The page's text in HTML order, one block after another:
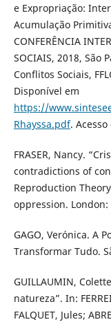
e Expropriação:
Acumulação
CONFERÊNCIA
SOCIAIS, 2018, São
Conflitos Sociais,
Disponível em
https://
Rhayssa.pdf.
FRASER, Nancy.
contradictions of
Reproduction
oppression. London:
GAGO, Verónica. A
Transformar Tudo.
GUILLAUMIN,
natureza”. In:
FALQUET, Jules;